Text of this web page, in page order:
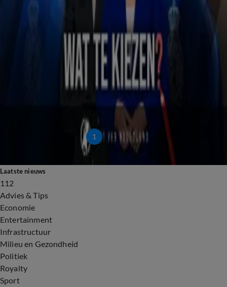
Vrouwenmoord – S2A1: 'Als ik haar niet kan hebben, dan niemand'
Vanaf 23 april: Vrouwenmoord, seizoen 2 - Beluister nu de trailer
Amerika in 15 minuten met Raymond Mens
21 mrt 2024, 11:23
Politiek Vandaag - Wekelijks op de hoogte van de Haagse actualiteit
Wat te kiezen? - Aflevering 5, Klimaat: 'Het schuurt wel nog af en toe'
1 2 3
Laatste nieuws
112
Advies & Tips
Economie
Entertainment
Infrastructuur
Milieu en Gezondheid
Politiek
Royalty
Sport